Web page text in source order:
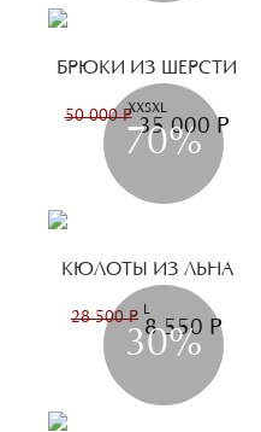
БРЮКИ ИЗ ШЕРСТИ
50 000 Р35 000 Р
XXSXL
70%
КЮЛОТЫ ИЗ ЛЬНА
28 500 Р8 550 Р
L
30%